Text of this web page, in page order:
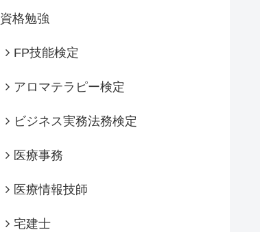
資格勉強
FP技能検定
アロマテラピー検定
ビジネス実務法務検定
医療事務
医療情報技師
宅建士